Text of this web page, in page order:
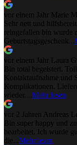
vor einem Jahr
Marie
Sehr nett und
reingefallen bin wurde
Geburtstagsgeschenk...
vor einem Jahr
Laura
Bin total begeistert.
Kontaktaufnahme und
Komplikationen.
wieder.... Mehr lesen
vor 2 Jahren Andreas
Bin super happy und
bearbeitet. Ich wurde
die... Mehr lesen